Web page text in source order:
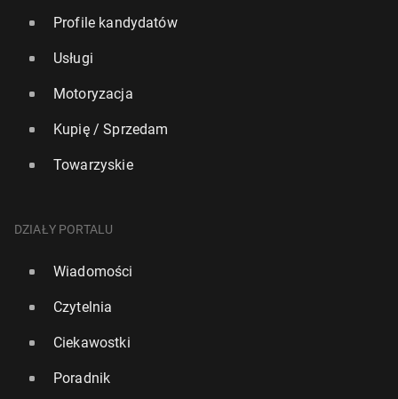
Profile kandydatów
Usługi
Motoryzacja
Kupię / Sprzedam
Towarzyskie
DZIAŁY PORTALU
Wiadomości
Czytelnia
Ciekawostki
Poradnik